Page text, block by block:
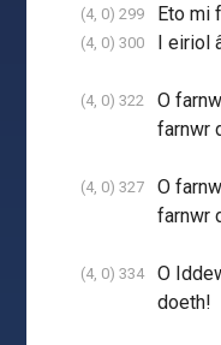
(4, 0) 299 Eto mi
(4, 0) 300 I eiriol
(4, 0) 322
O
farnwr
(4, 0) 327
O
farnwr
(4, 0) 334
O
doeth!